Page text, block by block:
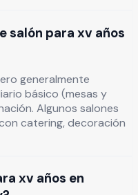
salón para xv años
generalmente
básico (mesas y
Algunos salones
catering, decoración
xv años en